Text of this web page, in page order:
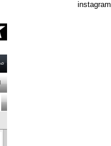
instagram